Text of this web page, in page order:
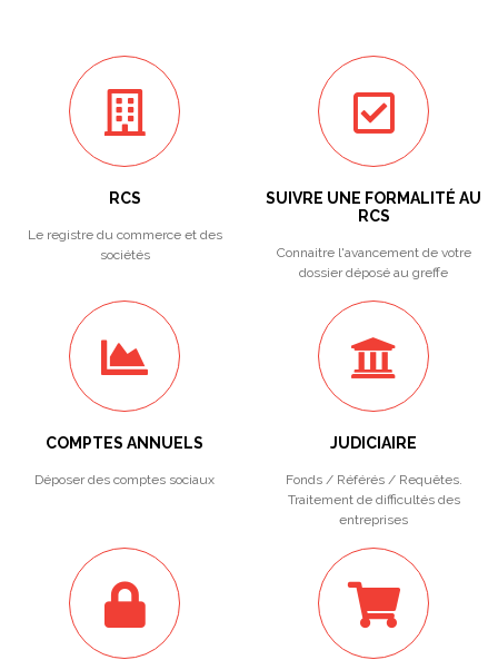
RCS
Le registre du commerce et des
sociétés
SUIVRE UNE FORMALITÉ AU
RCS
Connaitre l'avancement de votre
dossier déposé au greffe
COMPTES ANNUELS
Déposer des comptes sociaux
JUDICIAIRE
Fonds / Référés / Requêtes.
Traitement de difficultés des
entreprises